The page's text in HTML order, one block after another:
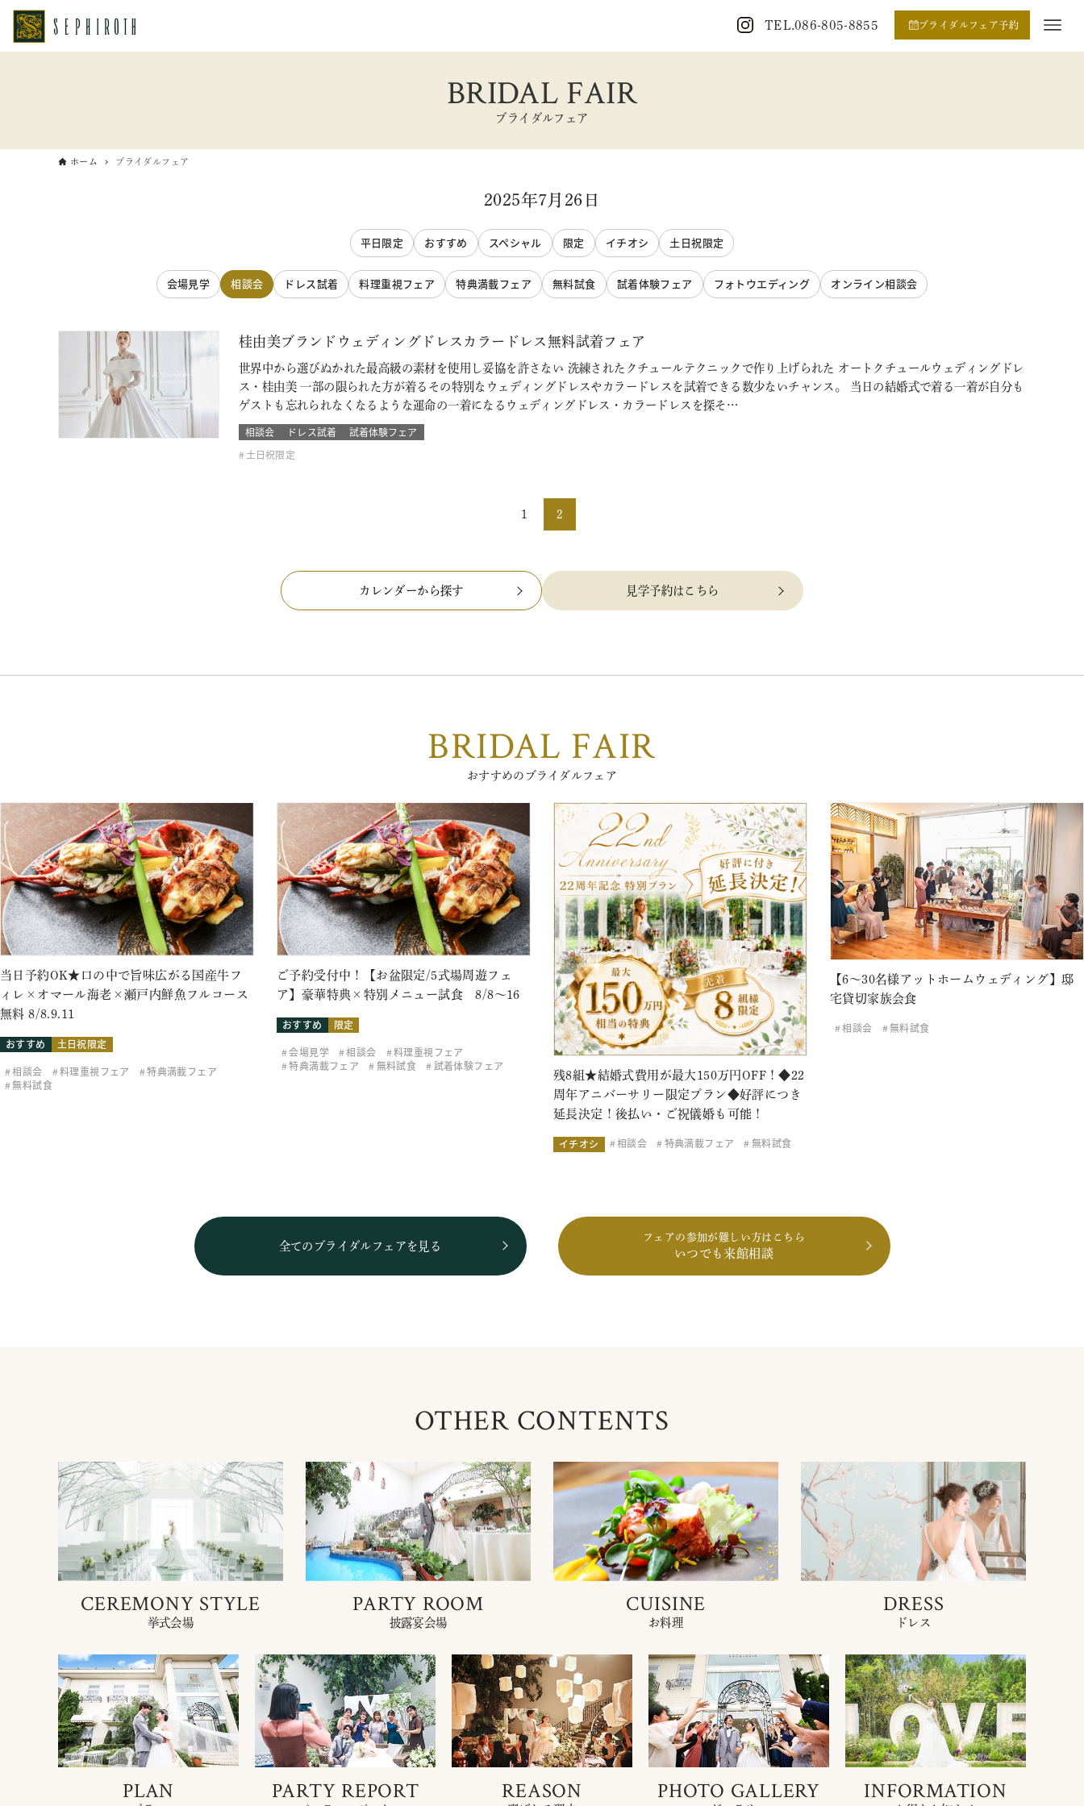
TEL.086-805-8855 ブライダルフェア予約
BRIDAL FAIR
ブライダルフェア
ホーム ブライダルフェア
2025年7月26日
平日限定 おすすめ スペシャル 限定 イチオシ 土日祝限定
会場見学 相談会 ドレス試着 料理重視フェア 特典満載フェア 無料試食 試着体験フェア フォトウエディング オンライン相談会
桂由美ブランドウェディングドレスカラードレス無料試着フェア
世界中から選びぬかれた最高級の素材を使用し妥協を許さない 洗練されたクチュールテクニックで作り上げられた オートクチュールウェディングドレ
ス・桂由美 一部の限られた方が着るその特別なウェディングドレスやカラードレスを試着できる数少ないチャンス。 当日の結婚式で着る一着が自分も
ゲストも忘れられなくなるような運命の一着になるウェディングドレス・カラードレスを探そ…
相談会 ドレス試着
試着体験フェア
土日祝限定
1 2
カレンダーから探す 見学予約はこちら
BRIDAL FAIR
おすすめのブライダルフェア
当日予約OK★口の中で旨味広がる国産牛フ
ィレ×オマール海老×瀬戸内鮮魚フルコース
無料 8/8.9.11
おすすめ
土日祝限定
相談会
料理重視フェア
特典満載フェア
無料試食
ご予約受付中！【お盆限定/5式場周遊フェ
ア】豪華特典×特別メニュー試食 8/8～16
おすすめ
限定
会場見学
相談会
料理重視フェア
特典満載フェア
無料試食 試着体験フェア
残8組★結婚式費用が最大150万円OFF！◆22
周年アニバーサリー限定プラン◆好評につき
延長決定！後払い・ご祝儀婚も可能！
イチオシ 相談会 特典満載フェア 無料試食
【6～30名様アットホームウェディング】邸
宅貸切家族会食
相談会 無料試食
全てのブライダルフェアを見る
フェアの参加が難しい方はこちら
いつでも来館相談
OTHER CONTENTS
CEREMONY STYLE
挙式会場
PARTY ROOM
披露宴会場
CUISINE
お料理
DRESS
ドレス
PLAN PARTY REPORT REASON PHOTO GALLERY INFORMATION